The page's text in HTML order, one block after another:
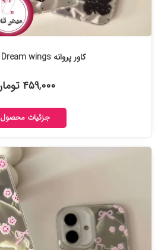
کاور پروانه Dream wings کد-۱۳۳۱۶۲
۴۵۹,۰۰۰ تومان
جزئیات محصول